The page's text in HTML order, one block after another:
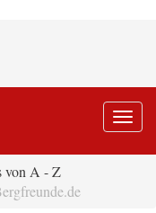
von A - Z